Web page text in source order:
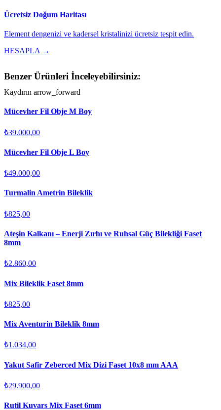
Ücretsiz Doğum Haritası
Element dengenizi ve kadersel kristalinizi ücretsiz tespit edin.
HESAPLA →
Benzer Ürünleri İnceleyebilirsiniz:
Kaydırın arrow_forward
Mücevher Fil Obje M Boy
₺39.000,00
Mücevher Fil Obje L Boy
₺49.000,00
Turmalin Ametrin Bileklik
₺825,00
Ateşin Kalkanı – Enerji Zırhı ve Ruhsal Güç Bilekliği Faset
8mm
₺2.860,00
Mix Bileklik Faset 8mm
₺825,00
Mix Aventurin Bileklik 8mm
₺1.034,00
Yakut Safir Zeberced Mix Dizi Faset 10x8 mm AAA
₺29.900,00
Rutil Kuvars Mix Faset 6mm